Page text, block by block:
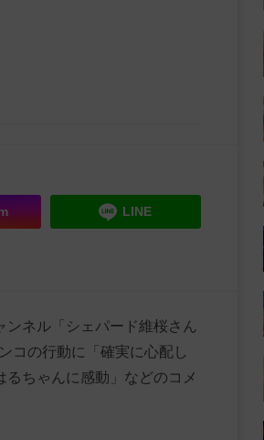
LINE
ンネル「シェパード維桜さん
コの行動に「確実に心配し
ちゃんに感動」などのコメ